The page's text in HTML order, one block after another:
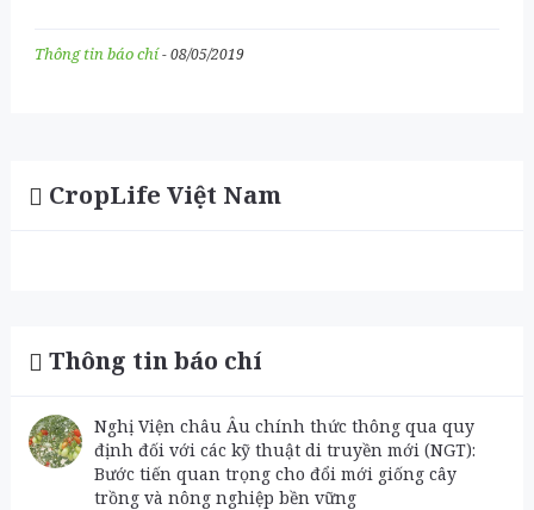
Thông tin báo chí- 08/05/2019
CropLife Việt Nam
Thông tin báo chí
Nghị Viện châu Âu chính thức thông qua quy
định đối với các kỹ thuật di truyền mới (NGT):
Bước tiến quan trọng cho đổi mới giống cây
trồng và nông nghiệp bền vững